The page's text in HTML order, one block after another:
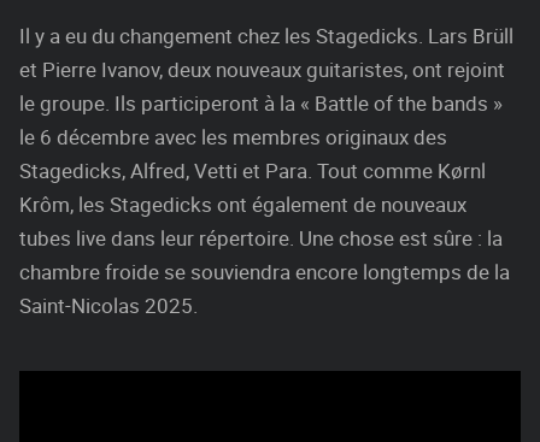
Il y a eu du changement chez les Stagedicks. Lars Brüll
et Pierre Ivanov, deux nouveaux guitaristes, ont rejoint
le groupe. Ils participeront à la « Battle of the bands »
le 6 décembre avec les membres originaux des
Stagedicks, Alfred, Vetti et Para. Tout comme Kørnl
Krôm, les Stagedicks ont également de nouveaux
tubes live dans leur répertoire. Une chose est sûre : la
chambre froide se souviendra encore longtemps de la
Saint-Nicolas 2025.